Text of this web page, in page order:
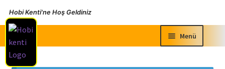
Hobi Kenti'ne Hoş Geldiniz
Dolaşıma
geç
İçeriğe
geç
Menü